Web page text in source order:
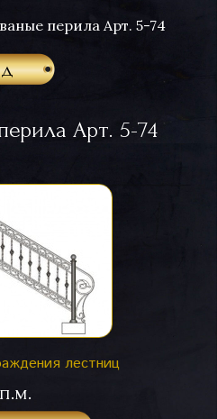
перила Арт. 5-74
Арт. 5-74
лестниц